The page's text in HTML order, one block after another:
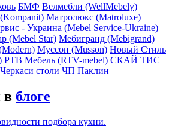
БМФ Велмебли (WellMebely)
Матролюкс (Matroluxe)
- Украина (Mebel Service-Ukraine)
(Mebel Star) Мебигранд (Mebigrand)
Муссон (Musson) Новый Стиль
РТВ Мебель (RTV-mebel) СКАЙ ТИС
Черкаси столи ЧП Паклин
в блоге
подбора кухни.